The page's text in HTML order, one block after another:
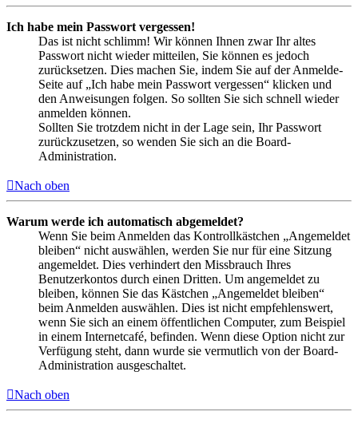
Ich habe mein Passwort vergessen!
Das ist nicht schlimm! Wir können Ihnen zwar Ihr altes
Passwort nicht wieder mitteilen, Sie können es jedoch
zurücksetzen. Dies machen Sie, indem Sie auf der Anmelde-
Seite auf „Ich habe mein Passwort vergessen“ klicken und
den Anweisungen folgen. So sollten Sie sich schnell wieder
anmelden können.
Sollten Sie trotzdem nicht in der Lage sein, Ihr Passwort
zurückzusetzen, so wenden Sie sich an die Board-
Administration.
Nach oben
Warum werde ich automatisch abgemeldet?
Wenn Sie beim Anmelden das Kontrollkästchen „Angemeldet
bleiben“ nicht auswählen, werden Sie nur für eine Sitzung
angemeldet. Dies verhindert den Missbrauch Ihres
Benutzerkontos durch einen Dritten. Um angemeldet zu
bleiben, können Sie das Kästchen „Angemeldet bleiben“
beim Anmelden auswählen. Dies ist nicht empfehlenswert,
wenn Sie sich an einem öffentlichen Computer, zum Beispiel
in einem Internetcafé, befinden. Wenn diese Option nicht zur
Verfügung steht, dann wurde sie vermutlich von der Board-
Administration ausgeschaltet.
Nach oben